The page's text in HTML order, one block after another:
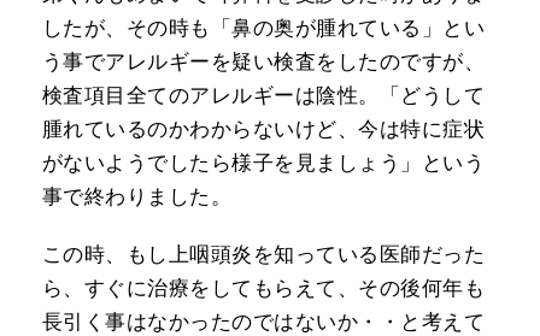
したが、その時も「鼻の奥が腫れている」とい
う事でアレルギーを疑い検査をしたのですが、
検査項目全てのアレルギーは陰性。「どうして
腫れているのかわからないけど、今は特に症状
がないようでしたら様子を見ましょう」という
事で終わりました。
この時、もし上咽頭炎を知っている医師だった
ら、すぐに治療をしてもらえて、その後何年も
長引く事はなかったのではないか・・と考えて